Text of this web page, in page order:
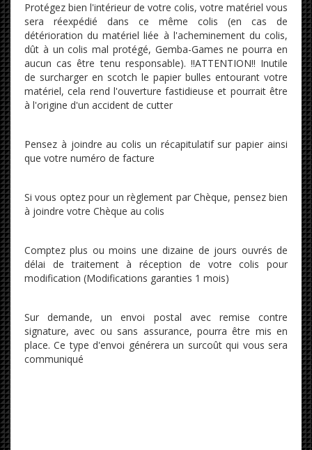
Protégez bien l'intérieur de votre colis, votre matériel vous
sera réexpédié dans ce même colis (en cas de
détérioration du matériel liée à l'acheminement du colis,
dût à un colis mal protégé, Gemba-Games ne pourra en
aucun cas être tenu responsable). !!ATTENTION!! Inutile
de surcharger en scotch le papier bulles entourant votre
matériel, cela rend l'ouverture fastidieuse et pourrait être
à l'origine d'un accident de cutter
Pensez à joindre au colis un récapitulatif sur papier ainsi
que votre numéro de facture
Si vous optez pour un règlement par Chèque, pensez bien
à joindre votre Chèque au colis
Comptez plus ou moins une dizaine de jours ouvrés de
délai de traitement à réception de votre colis pour
modification (Modifications garanties 1 mois)
Sur demande, un envoi postal avec remise contre
signature, avec ou sans assurance, pourra être mis en
place. Ce type d'envoi générera un surcoût qui vous sera
communiqué